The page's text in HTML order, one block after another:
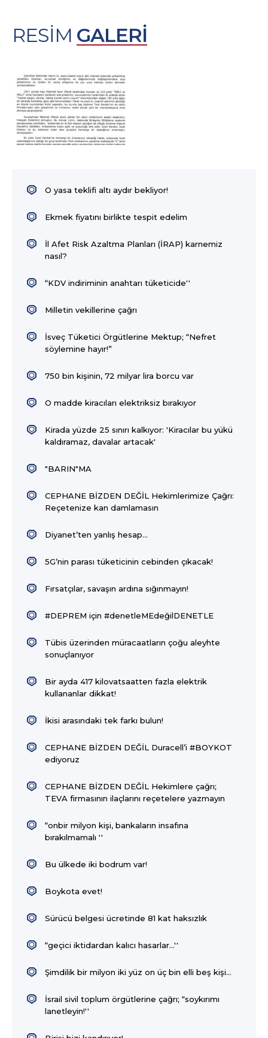
RESİM GALERİ
O yasa teklifi altı aydır bekliyor!
Ekmek fiyatını birlikte tespit edelim
İl Afet Risk Azaltma Planları (İRAP) karnemiz
nasıl?
“KDV indiriminin anahtarı tüketicide''
Milletin vekillerine çağrı
İsveç Tüketici Örgütlerine Mektup; “Nefret
söylemine hayır!”
750 bin kişinin, 72 milyar lira borcu var
O madde kiracıları elektriksiz bırakıyor
Kirada yüzde 25 sınırı kalkıyor: 'Kiracılar bu yükü
kaldıramaz, davalar artacak'
"BARIN"MA
CEPHANE BİZDEN DEĞİL Hekimlerimize Çağrı:
Reçetenize kan damlamasın
Diyanet’ten yanlış hesap…
5G’nin parası tüketicinin cebinden çıkacak!
Fırsatçılar, savaşın ardına sığınmayın!
#DEPREM için #denetleMEdeğilDENETLE
Tübis üzerinden müracaatların çoğu aleyhte
sonuçlanıyor
Bir ayda 417 kilovatsaatten fazla elektrik
kullananlar dikkat!
İkisi arasındaki tek farkı bulun!
CEPHANE BİZDEN DEĞİL Duracell’i #BOYKOT
ediyoruz
CEPHANE BİZDEN DEĞİL Hekimlere çağrı;
TEVA firmasının ilaçlarını reçetelere yazmayın
“onbir milyon kişi, bankaların insafına
bırakılmamalı ''
Bu ülkede iki bodrum var!
Boykota evet!
Sürücü belgesi ücretinde 81 kat haksızlık
“geçici iktidardan kalıcı hasarlar…''
Şimdilik bir milyon iki yüz on üç bin elli beş kişi…
İsrail sivil toplum örgütlerine çağrı; “soykırımı
lanetleyin!''